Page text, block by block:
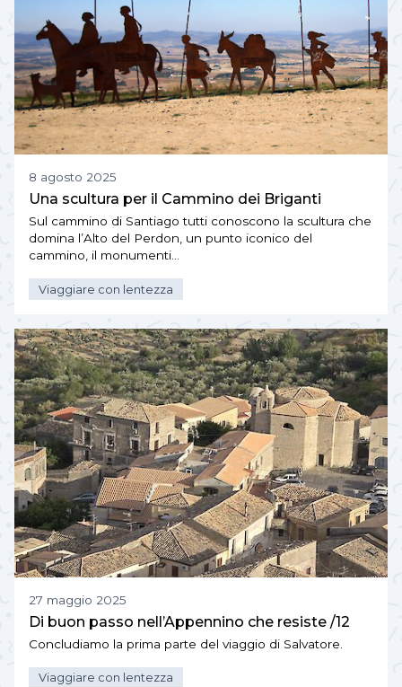
8 agosto 2025
Una scultura per il Cammino dei Briganti
Sul cammino di Santiago tutti conoscono la scultura che
domina l’Alto del Perdon, un punto iconico del
cammino, il monumenti…
Viaggiare con lentezza
27 maggio 2025
Di buon passo nell’Appennino che resiste /12
Concludiamo la prima parte del viaggio di Salvatore.
Viaggiare con lentezza